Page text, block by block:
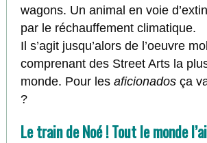
wagons. Un animal en voie
par le réchauffement climatique.
Il s’agit jusqu’alors de l’oeuvre
comprenant des Street Arts la
monde. Pour les aficionadosça
?
Le train de Noé ! Tout le monde